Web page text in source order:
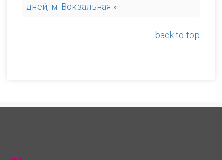
дней, м. Вокзальная »
back to top